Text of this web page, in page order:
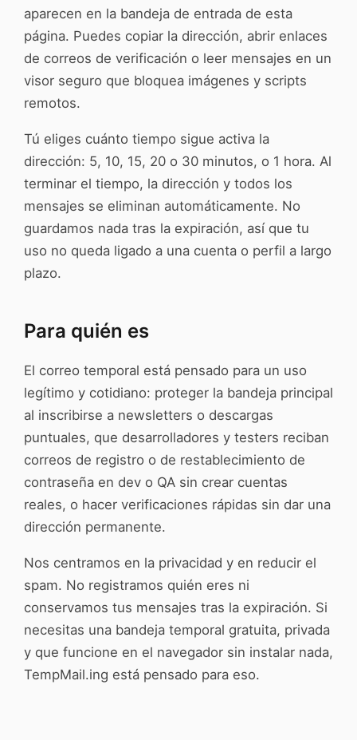
aparecen en la bandeja de entrada de esta
página. Puedes copiar la dirección, abrir enlaces
de correos de verificación o leer mensajes en un
visor seguro que bloquea imágenes y scripts
remotos.
Tú eliges cuánto tiempo sigue activa la
dirección: 5, 10, 15, 20 o 30 minutos, o 1 hora. Al
terminar el tiempo, la dirección y todos los
mensajes se eliminan automáticamente. No
guardamos nada tras la expiración, así que tu
uso no queda ligado a una cuenta o perfil a largo
plazo.
Para quién es
El correo temporal está pensado para un uso
legítimo y cotidiano: proteger la bandeja principal
al inscribirse a newsletters o descargas
puntuales, que desarrolladores y testers reciban
correos de registro o de restablecimiento de
contraseña en dev o QA sin crear cuentas
reales, o hacer verificaciones rápidas sin dar una
dirección permanente.
Nos centramos en la privacidad y en reducir el
spam. No registramos quién eres ni
conservamos tus mensajes tras la expiración. Si
necesitas una bandeja temporal gratuita, privada
y que funcione en el navegador sin instalar nada,
TempMail.ing está pensado para eso.